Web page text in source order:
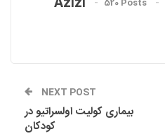
520 Posts
NEXT POST
بیماری کولیت اولسراتیو در
کودکان